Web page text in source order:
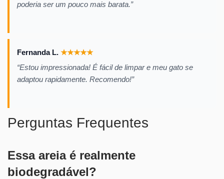
poderia ser um pouco mais barata.”
Fernanda L. ★★★★★
“Estou impressionada! É fácil de limpar e meu gato se
adaptou rapidamente. Recomendo!”
Perguntas Frequentes
Essa areia é realmente
biodegradável?